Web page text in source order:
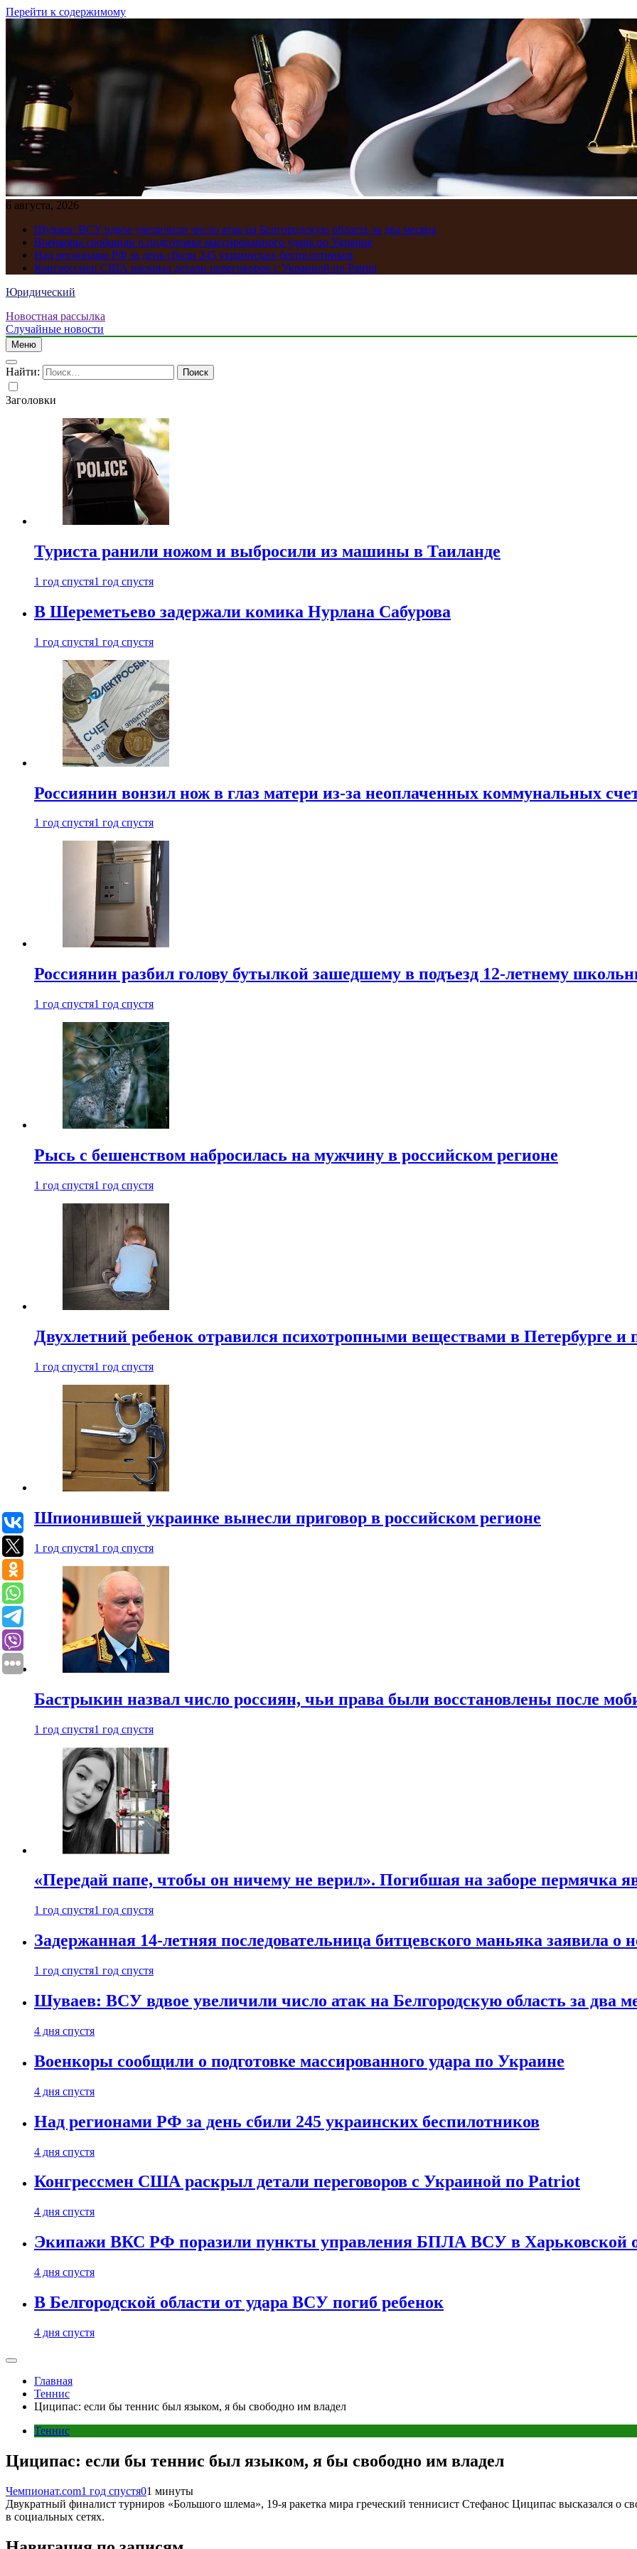
Перейти к содержимому
6 августа, 2026
Шуваев: ВСУ вдвое увеличили число атак на Белгородскую область за два месяца
Военкоры сообщили о подготовке массированного удара по Украине
Над регионами РФ за день сбили 245 украинских беспилотников
Конгрессмен США раскрыл детали переговоров с Украиной по Patriot
Юридический
Новостная рассылка
Случайные новости
Меню
Найти:
Заголовки
Туриста ранили ножом и выбросили из машины в Таиланде
1 год спустя1 год спустя
В Шереметьево задержали комика Нурлана Сабурова
1 год спустя1 год спустя
Россиянин вонзил нож в глаз матери из-за неоплаченных коммунальных
1 год спустя1 год спустя
Россиянин разбил голову бутылкой зашедшему в подъезд 12-летнему
1 год спустя1 год спустя
Рысь с бешенством набросилась на мужчину в российском регионе
1 год спустя1 год спустя
Двухлетний ребенок отравился психотропными веществами в Петербурге
1 год спустя1 год спустя
Шпионившей украинке вынесли приговор в российском регионе
1 год спустя1 год спустя
Бастрыкин назвал число россиян, чьи права были восстановлены после
1 год спустя1 год спустя
«Передай папе, чтобы он ничему не верил». Погибшая на заборе пермячка
1 год спустя1 год спустя
Задержанная 14-летняя последовательница битцевского маньяка заявила о
1 год спустя1 год спустя
Шуваев: ВСУ вдвое увеличили число атак на Белгородскую область за два
4 дня спустя
Военкоры сообщили о подготовке массированного удара по Украине
4 дня спустя
Над регионами РФ за день сбили 245 украинских беспилотников
4 дня спустя
Конгрессмен США раскрыл детали переговоров с Украиной по Patriot
4 дня спустя
Экипажи ВКС РФ поразили пункты управления БПЛА ВСУ в Харьковской
4 дня спустя
В Белгородской области от удара ВСУ погиб ребенок
4 дня спустя
Главная
Теннис
Циципас: если бы теннис был языком, я бы свободно им владел
Теннис
Циципас: если бы теннис был языком, я бы свободно им владел
Чемпионат.com1 год спустя01 минуты
Двукратный финалист турниров «Большого шлема», 19-я ракетка мира греческий теннисист Стефанос Циципас высказался о
в социальных сетях.